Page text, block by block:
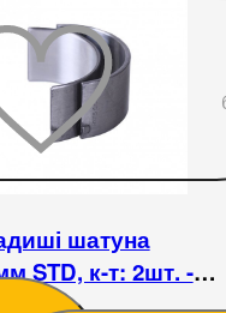
шатуна
STD, к-т: 2шт. -